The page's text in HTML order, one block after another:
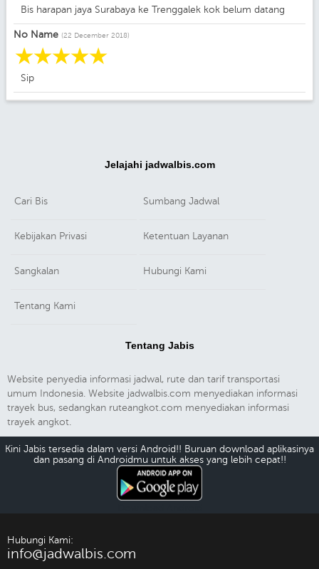
Bis harapan jaya Surabaya ke Trenggalek kok belum datang
No Name (22 December 2018)
☆
☆
☆
☆
☆
Sip
Jelajahi jadwalbis.com
Cari Bis Sumbang Jadwal
Kebijakan Privasi Ketentuan Layanan
Sangkalan Hubungi Kami
Tentang Kami
Tentang Jabis
Website penyedia informasi jadwal, rute dan tarif transportasi
umum Indonesia. Website jadwalbis.com menyediakan informasi
trayek bus, sedangkan ruteangkot.com menyediakan informasi
trayek angkot.
Kini Jabis tersedia dalam versi Android!! Buruan download aplikasinya
dan pasang di Androidmu untuk akses yang lebih cepat!!
Hubungi Kami:
info@jadwalbis.com